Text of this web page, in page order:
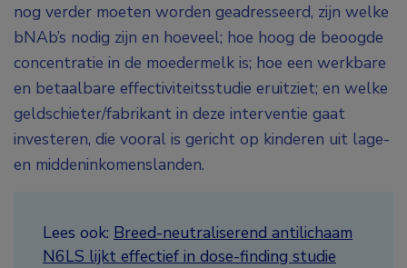
nog verder moeten worden geadresseerd, zijn welke
bNAb’s nodig zijn en hoeveel; hoe hoog de beoogde
concentratie in de moedermelk is; hoe een werkbare
en betaalbare effectiviteitsstudie eruitziet; en welke
geldschieter/fabrikant in deze interventie gaat
investeren, die vooral is gericht op kinderen uit lage-
en middeninkomenslanden.
Lees ook: Breed-neutraliserend antilichaam
N6LS lijkt effectief in dose-finding studie